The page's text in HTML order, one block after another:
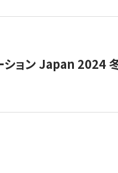
ション Japan 2024